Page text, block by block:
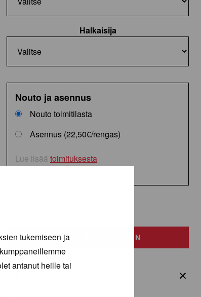
tukemiseen ja
antanut heille tai
Halkaisija
Nouto ja asennus
Nouto toimitilasta
Asennus (22,50€/rengas)
Lue lisää toimituksesta
määrä
LISÄÄ OSTOSKORIIN